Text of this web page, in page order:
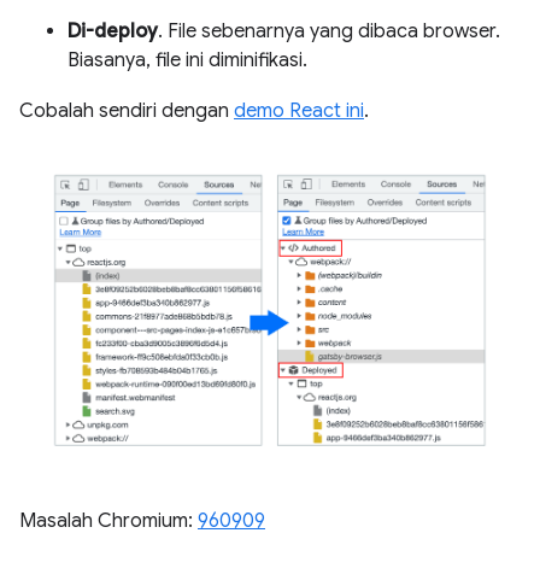
Di-deploy. File sebenarnya yang dibaca browser.
Biasanya, file ini diminifikasi.
Cobalah sendiri dengan demo React ini.
Masalah Chromium: 960909